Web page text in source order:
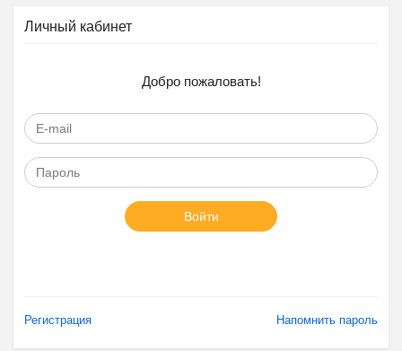
Личный кабинет
Добро пожаловать!
Войти
Регистрация Напомнить пароль